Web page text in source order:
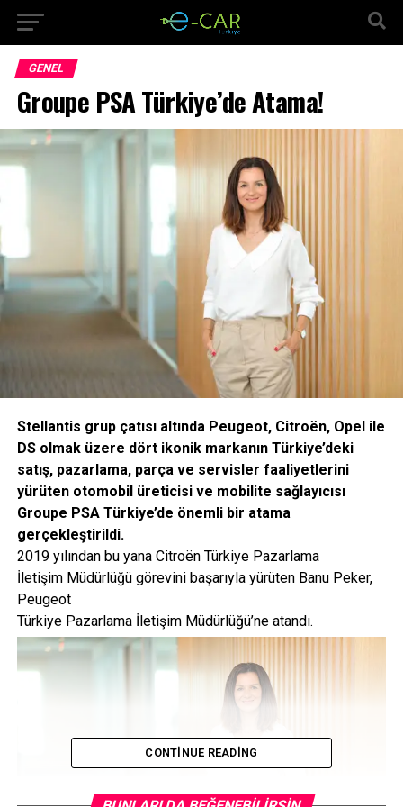
GENEL
Groupe PSA Türkiye’de Atama!
Stellantis grup çatısı altında Peugeot, Citroën, Opel ile
DS olmak üzere dört ikonik markanın Türkiye’deki
satış, pazarlama, parça ve servisler faaliyetlerini
yürüten otomobil üreticisi ve mobilite sağlayıcısı
Groupe PSA Türkiye’de önemli bir atama
gerçekleştirildi.
2019 yılından bu yana Citroën Türkiye Pazarlama
İletişim Müdürlüğü görevini başarıyla yürüten Banu Peker,
Peugeot
Türkiye Pazarlama İletişim Müdürlüğü’ne atandı.
CONTINUE READING